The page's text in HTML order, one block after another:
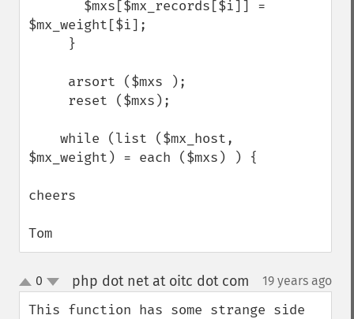
$mx_weight[$i];
$mx_weight) = each ($mxs) ) {
cheers
Tom
up
down
0 php dot net at oitc dot com 19 years ago
This function has some strange side